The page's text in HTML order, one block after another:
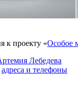
к проекту «Особое
Лебедева
адреса и телефоны